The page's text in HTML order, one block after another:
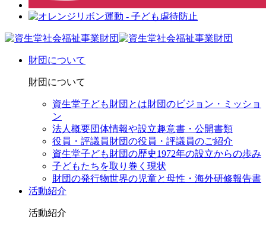
財団について
財団について
資生堂子ども財団とは財団のビジョン・ミッショ
ン
法人概要団体情報や設立趣意書・公開書類
役員・評議員財団の役員・評議員のご紹介
資生堂子ども財団の歴史1972年の設立からの歩み
子どもたちを取り巻く現状
財団の発行物世界の児童と母性・海外研修報告書
活動紹介
活動紹介